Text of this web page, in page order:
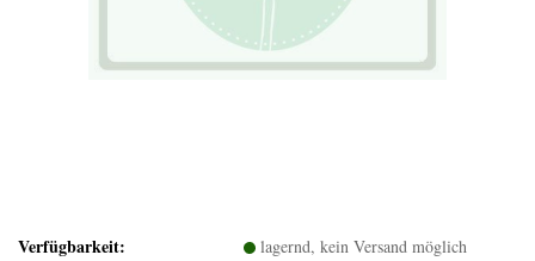
Verfügbarkeit: lagernd, kein Versand möglich